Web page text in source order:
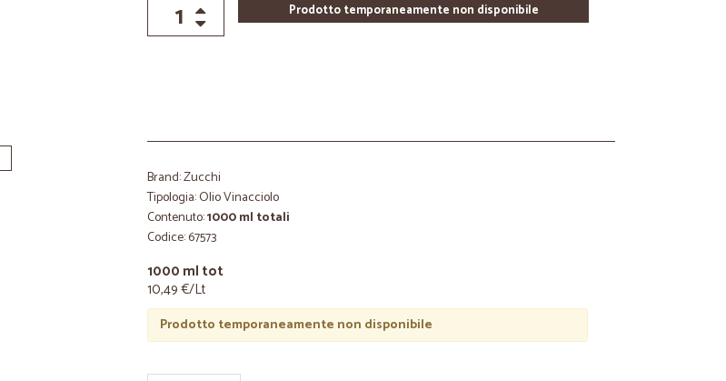
Prodotto temporaneamente non disponibile
Brand: Zucchi
Tipologia: Olio Vinacciolo
Contenuto:1000 ml totali
Codice: 67573
1000 ml tot
10,49 €/Lt
Prodotto temporaneamente non disponibile